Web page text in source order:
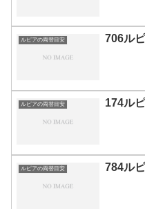
ルピアの両替目安 706ル
ルピアの両替目安 174ル
ルピアの両替目安 784ル